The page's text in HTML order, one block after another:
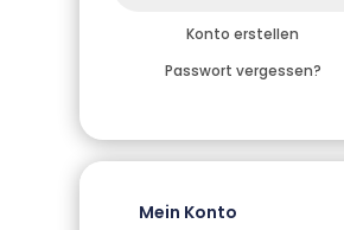
Konto erstellen
Passwort vergessen?
Mein Konto